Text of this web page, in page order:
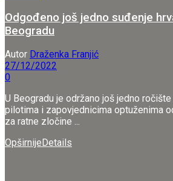
Odgođeno još jedno suđenje
Beogradu
Autor Draženka Franjić
27/12/2022
0
U Beogradu je održano još jedno
pilotima i zapovjednicima optuženima
za ratne zločine ...
Opširnije Details